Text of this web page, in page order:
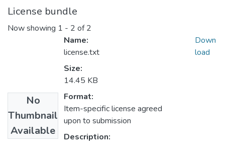
License bundle
Now showing 1 - 2 of 2
No
Thumbnail
Available
Name:
license.txt
Size:
14.45 KB
Format:
Item-specific license agreed
upon to submission
Description:
Down
load